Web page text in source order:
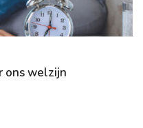
ons welzijn